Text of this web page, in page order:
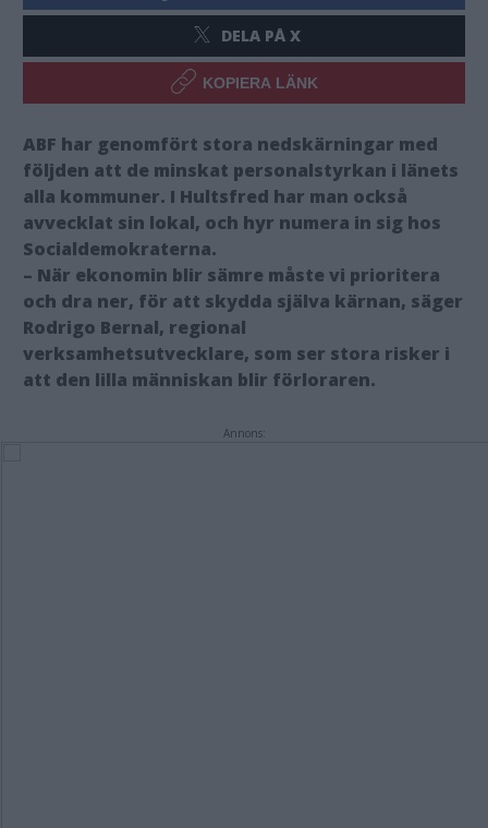
DELA PÅ X
KOPIERA LÄNK
ABF har genomfört stora nedskärningar med
följden att de minskat personalstyrkan i länets
alla kommuner. I Hultsfred har man också
avvecklat sin lokal, och hyr numera in sig hos
Socialdemokraterna.
– När ekonomin blir sämre måste vi prioritera
och dra ner, för att skydda själva kärnan, säger
Rodrigo Bernal, regional
verksamhetsutvecklare, som ser stora risker i
att den lilla människan blir förloraren.
Annons: